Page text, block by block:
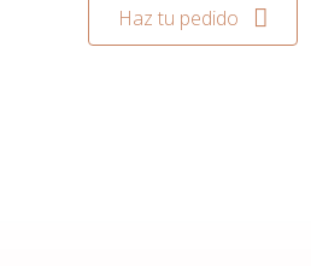
Haz tu pedido